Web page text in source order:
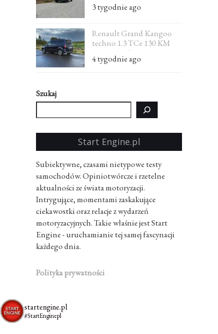
3 tygodnie ago
Renault Grand Kangoo
techno 1.3 TCe 130 KM
EDC 7-osobowe – test
4 tygodnie ago
Szukaj
Start Engine.pl
Subiektywne, czasami nietypowe testy
samochodów. Opiniotwórcze i rzetelne
aktualności ze świata motoryzacji.
Intrygujące, momentami zaskakujące
ciekawostki oraz relacje z wydarzeń
motoryzacyjnych. Takie właśnie jest Start
Engine - uruchamianie tej samej fascynacji
każdego dnia.
Polityka prywatności
startengine.pl
#StartEnginepl